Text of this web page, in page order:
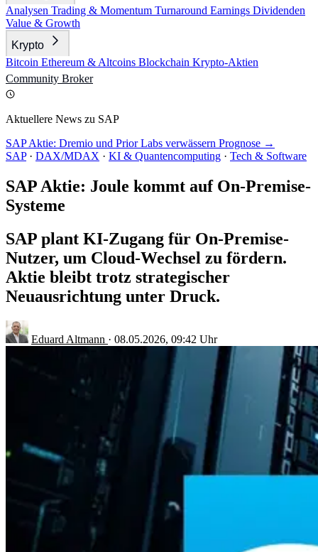
Analysen Trading & Momentum Turnaround Earnings Dividenden
Value & Growth
Krypto
Bitcoin Ethereum & Altcoins Blockchain Krypto-Aktien
Community Broker
Aktuellere News zu SAP
SAP Aktie: Dremio und Prior Labs verwässern Prognose →
SAP · DAX/MDAX · KI & Quantencomputing · Tech & Software
SAP Aktie: Joule kommt auf On-Premise-
Systeme
SAP plant KI-Zugang für On-Premise-
Nutzer, um Cloud-Wechsel zu fördern.
Aktie bleibt trotz strategischer
Neuausrichtung unter Druck.
Eduard Altmann · 08.05.2026, 09:42 Uhr